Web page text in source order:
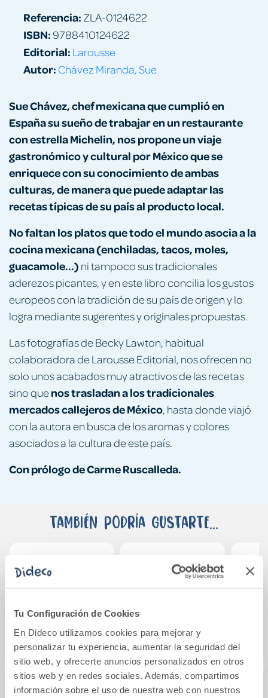
Tu Configuración de Cookies
En Dideco utilizamos cookies para mejorar y
personalizar tu experiencia, aumentar la seguridad del
sitio web, y ofrecerte anuncios personalizados en otros
sitios web y en redes sociales. Además, compartimos
información sobre el uso de nuestra web con nuestros
Sue Chávez, chef mexicana que cumplió en
España su sueño de trabajar en un restaurante
con estrella Michelin, nos propone un viaje
gastronómico y cultural por México que se
enriquece con su conocimiento de ambas
culturas, de manera que puede adaptar las
recetas típicas de su país al producto local.
No faltan los platos que todo el mundo asocia a la
cocina mexicana (enchiladas, tacos, moles,
guacamole...) ni tampoco sus tradicionales
aderezos picantes, y en este libro concilia los gustos
europeos con la tradición de su país de origen y lo
logra mediante sugerentes y originales propuestas.
Las fotografías de Becky Lawton, habitual
colaboradora de Larousse Editorial, nos ofrecen no
solo unos acabados muy atractivos de las recetas
sino quenos trasladan a los tradicionales
mercados callejeros de México, hasta donde viajó
con la autora en busca de los aromas y colores
asociados a la cultura de este país.
Con prólogo de Carme Ruscalleda.
Referencia: ZLA-0124622
ISBN:9788410124622
Editorial: Larousse
Autor: Chávez Miranda, Sue
También podría gustarte...